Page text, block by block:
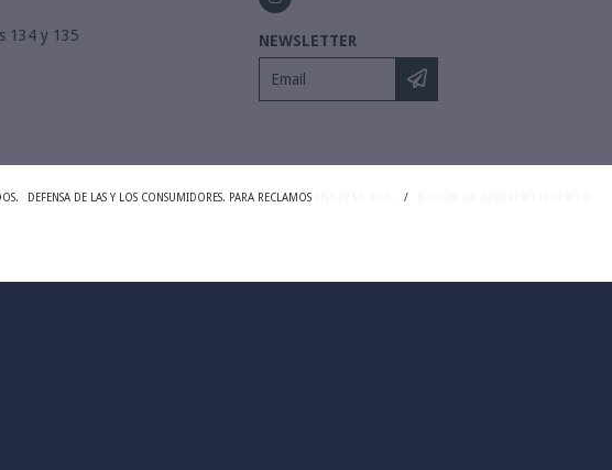
134 y 135
NEWSLETTER
DEFENSA DE LAS Y LOS CONSUMIDORES. PARA RECLAMOS /